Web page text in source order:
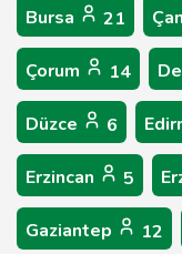
Bursa 21
Çorum 14
Düzce 6
Erzincan 5
Gaziantep 12